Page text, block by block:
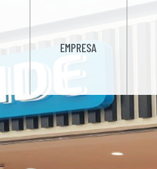
EMPRESA